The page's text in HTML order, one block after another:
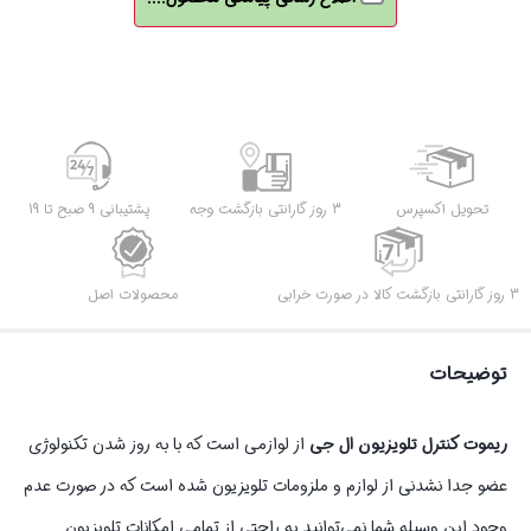
رایگان
عدد
تحویل اکسپرس 3 روز گارانتی بازگشت وجه پشتیبانی 9 صبح تا 19
3 روز گارانتی بازگشت کالا در صورت خرابی محصولات اصل
توضیحات
ریموت کنترل تلویزیون ال جی از لوازمی است که با به‌ روز شدن تکنولوژی
عضو جدا نشدنی از لوازم و ملزومات تلویزیون شده است که در صورت عدم